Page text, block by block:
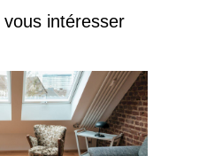
intéresser